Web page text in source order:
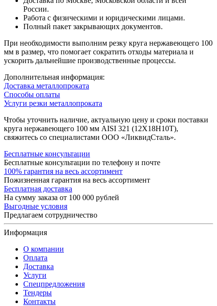
России.
Работа с физическими и юридическими лицами.
Полный пакет закрывающих документов.
При необходимости выполним резку круга нержавеющего 100
мм в размер, что помогает сократить отходы материала и
ускорить дальнейшие производственные процессы.
Дополнительная информация:
Доставка металлопроката
Способы оплаты
Услуги резки металлопроката
Чтобы уточнить наличие, актуальную цену и сроки поставки
круга нержавеющего 100 мм AISI 321 (12Х18Н10Т),
свяжитесь со специалистами ООО «ЛиквидСталь».
Бесплатные консультации
Бесплатные консультации по телефону и почте
100% гарантия на весь ассортимент
Пожизненная гарантия на весь ассортимент
Бесплатная доставка
На сумму заказа от 100 000 рублей
Выгодные условия
Предлагаем сотрудничество
Информация
О компании
Оплата
Доставка
Услуги
Спецпредложения
Тендеры
Контакты